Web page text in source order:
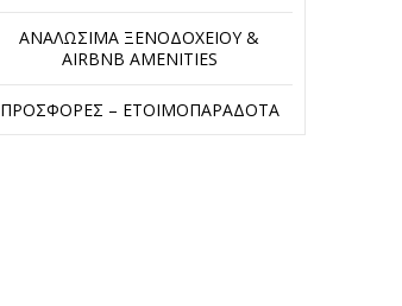
ΑΝΑΛΏΣΙΜΑ ΞΕΝΟΔΟΧΕΊΟΥ &
AIRBNB AMENITIES
ΠΡΟΣΦΟΡΈΣ – ΕΤΟΙΜΟΠΑΡΆΔΟΤΑ